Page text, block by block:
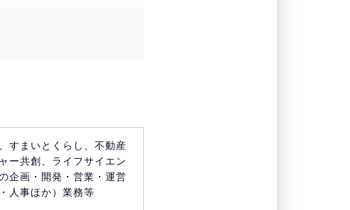
すまいとくらし、不動産
ー共創、ライフサイエン
企画・開発・営業・運営
人事ほか）業務等